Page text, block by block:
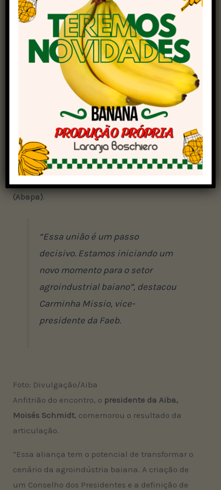
soluções e propostas concretas para os
principais desafios da agroindústria baiana.
A força feminina do agro esteve representada
por lideranças comoCarminha Missio, vice-
presidente da Federação da Agricultura e
Pecuária do Estado da Bahia (Faeb)
Rose
Cerrato, presidente do Sindicato dos Produtores
Rurais de Barreiras (SPRB),Greice Fontana Klein,
presidente do Sindicato dos Produtores Rurais
de Luís Eduardo Magalhães (SPRLEM)
Alessandra Zanotto Costa, presidente da
(Abapa).
“Essa união é um passo
decisivo. Estamos iniciando um
novo momento para o setor
agroindustrial baiano”, destacou
Carminha Missio, vice-
presidente da Faeb.
Foto: Divulgação/Aiba
Anfitrião do encontro, o presidente da Aiba,
Moisés Schmidt, comemorou o resultado da
articulação.
“Essa aliança tem o potencial de transformar o
cenário da agroindústria baiana. A criação de
um Conselho dos Presidentes e a definição de